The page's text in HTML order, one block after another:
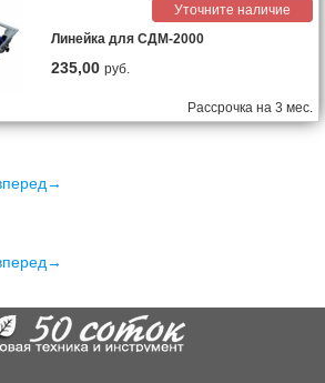
Уточните наличие
Линейка для СДМ-2000
235,00руб.
Рассрочка на 3 мес.